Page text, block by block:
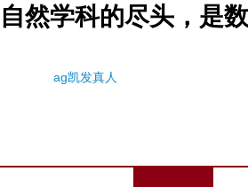
自然学科的尽头，是
ag凯发真人